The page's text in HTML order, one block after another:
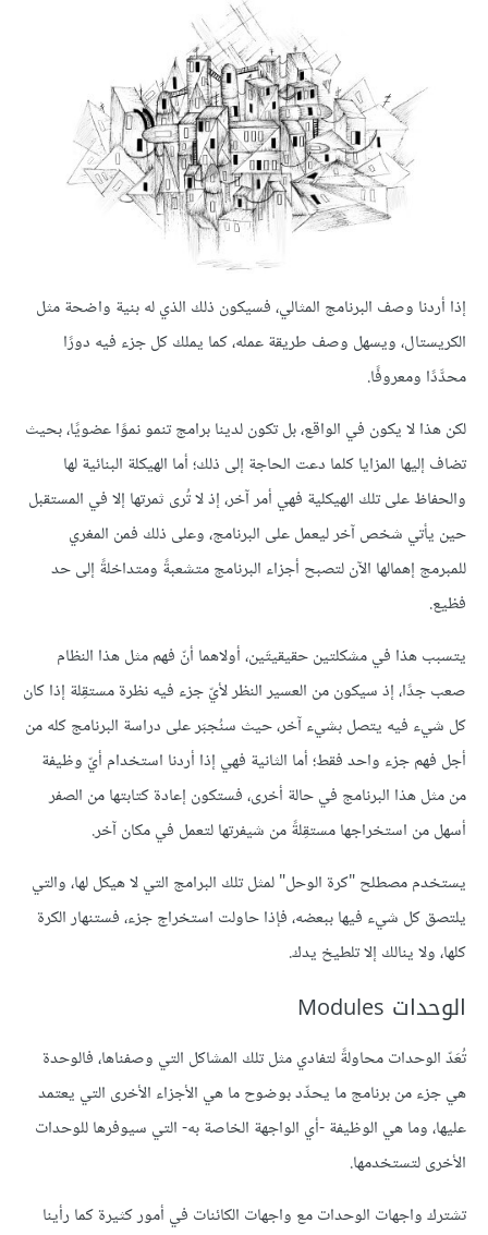
إذا أردنا وصف البرنامج المثالي، فسيكون ذلك الذي له بنية واضحة مثل
الكريستال، ويسهل وصف طريقة عمله، كما يملك كل جزء فيه دورًا
محدَّدًا ومعروفًا.
لكن هذا لا يكون في الواقع، بل تكون لدينا برامج تنمو نموًا عضويًا، بحيث
تضاف إليها المزايا كلما دعت الحاجة إلى ذلك؛ أما الهيكلة البنائية لها
والحفاظ على تلك الهيكلية فهي أمر آخر، إذ لا تُرى ثمرتها إلا في المستقبل
حين يأتي شخص آخر ليعمل على البرنامج، وعلى ذلك فمن المغري
للمبرمج إهمالها الآن لتصبح أجزاء البرنامج متشعبةً ومتداخلةً إلى حد
فظيع.
يتسبب هذا في مشكلتين حقيقيتَين، أولاهما أنّ فهم مثل هذا النظام
صعب جدًا، إذ سيكون من العسير النظر لأيّ جزء فيه نظرة مستقِلة إذا كان
كل شيء فيه يتصل بشيء آخر، حيث سنُجبَر على دراسة البرنامج كله من
أجل فهم جزء واحد فقط؛ أما الثانية فهي إذا أردنا استخدام أيّ وظيفة
من مثل هذا البرنامج في حالة أخرى، فستكون إعادة كتابتها من الصفر
أسهل من استخراجها مستقِلةً من شيفرتها لتعمل في مكان آخر.
يستخدم مصطلح "كرة الوحل" لمثل تلك البرامج التي لا هيكل لها، والتي
يلتصق كل شيء فيها ببعضه، فإذا حاولت استخراج جزء، فستنهار الكرة
كلها، ولا ينالك إلا تلطيخ يدك.
الوحدات Modules
تُعَدّ الوحدات محاولةً لتفادي مثل تلك المشاكل التي وصفناها، فالوحدة
هي جزء من برنامج ما يحدِّد بوضوح ما هي الأجزاء الأخرى التي يعتمد
عليها، وما هي الوظيفة -أي الواجهة الخاصة به- التي سيوفرها للوحدات
الأخرى لتستخدمها.
تشترك واجهات الوحدات مع واجهات الكائنات في أمور كثيرة كما رأينا